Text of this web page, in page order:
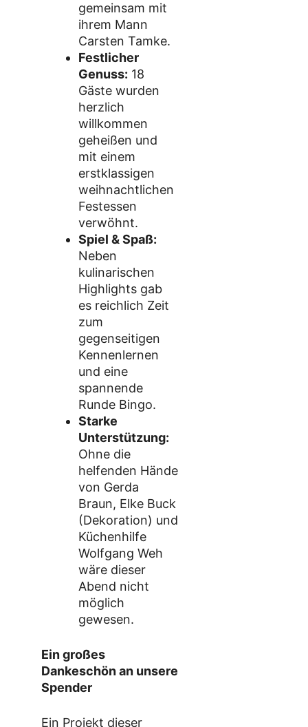
gemeinsam mit
ihrem Mann
Carsten Tamke.
Festlicher
Genuss: 18
Gäste wurden
herzlich
willkommen
geheißen und
mit einem
erstklassigen
weihnachtlichen
Festessen
verwöhnt.
Spiel & Spaß:
Neben
kulinarischen
Highlights gab
es reichlich Zeit
zum
gegenseitigen
Kennenlernen
und eine
spannende
Runde Bingo.
Starke
Unterstützung:
Ohne die
helfenden Hände
von Gerda
Braun, Elke Buck
(Dekoration) und
Küchenhilfe
Wolfgang Weh
wäre dieser
Abend nicht
möglich
gewesen.
Ein großes
Dankeschön an unsere
Spender
Ein Projekt dieser